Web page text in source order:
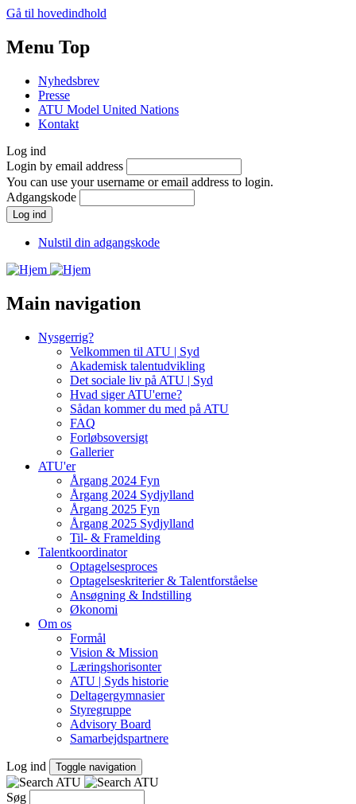
Gå til hovedindhold
Menu Top
Nyhedsbrev
Presse
ATU Model United Nations
Kontakt
Log ind
Login by email address
You can use your username or email address to login.
Adgangskode
Nulstil din adgangskode
Main navigation
Nysgerrig?
Velkommen til ATU | Syd
Akademisk talentudvikling
Det sociale liv på ATU | Syd
Hvad siger ATU'erne?
Sådan kommer du med på ATU
FAQ
Forløbsoversigt
Gallerier
ATU'er
Årgang 2024 Fyn
Årgang 2024 Sydjylland
Årgang 2025 Fyn
Årgang 2025 Sydjylland
Til- & Framelding
Talentkoordinator
Optagelsesproces
Optagelseskriterier & Talentforståelse
Ansøgning & Indstilling
Økonomi
Om os
Formål
Vision & Mission
Læringshorisonter
ATU | Syds historie
Deltagergymnasier
Styregruppe
Advisory Board
Samarbejdspartnere
Log ind Toggle navigation
Søg